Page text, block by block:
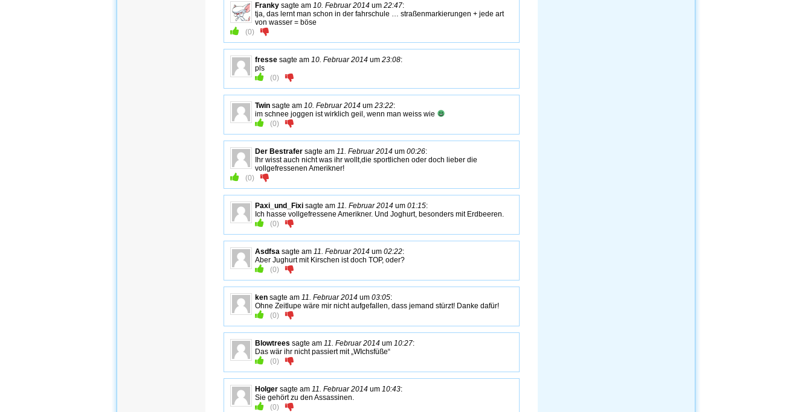
Franky sagte am 10. Februar 2014 um 22:47:
tja, das lernt man schon in der fahrschule … straßenmarkierungen + jede art
von wasser = böse
(0)
fresse sagte am 10. Februar 2014 um 23:08:
pls
(0)
Twin sagte am 10. Februar 2014 um 23:22:
im schnee joggen ist wirklich geil, wenn man weiss wie
(0)
Der Bestrafer sagte am 11. Februar 2014 um 00:26:
Ihr wisst auch nicht was ihr wollt,die sportlichen oder doch lieber die
vollgefressenen Amerikner!
(0)
Paxi_und_Fixi sagte am 11. Februar 2014 um 01:15:
Ich hasse vollgefressene Amerikner. Und Joghurt, besonders mit Erdbeeren.
(0)
Asdfsa sagte am 11. Februar 2014 um 02:22:
Aber Jughurt mit Kirschen ist doch TOP, oder?
(0)
ken sagte am 11. Februar 2014 um 03:05:
Ohne Zeitlupe wäre mir nicht aufgefallen, dass jemand stürzt! Danke dafür!
(0)
Blowtrees sagte am 11. Februar 2014 um 10:27:
Das wär ihr nicht passiert mit „WIchsfüße“
(0)
Holger sagte am 11. Februar 2014 um 10:43:
Sie gehört zu den Assassinen.
(0)